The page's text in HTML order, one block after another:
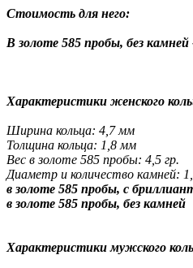
Стоимость для него:
В золоте 585 пробы, без камней
Характеристики женского
Ширина кольца: 4,7 мм
Толщина кольца: 1,8 мм
Вес в золоте 585 пробы: 4,5 гр.
Диаметр и количество камней:
в золоте 585 пробы, с
в золоте 585 пробы, без камней
Характеристики мужского